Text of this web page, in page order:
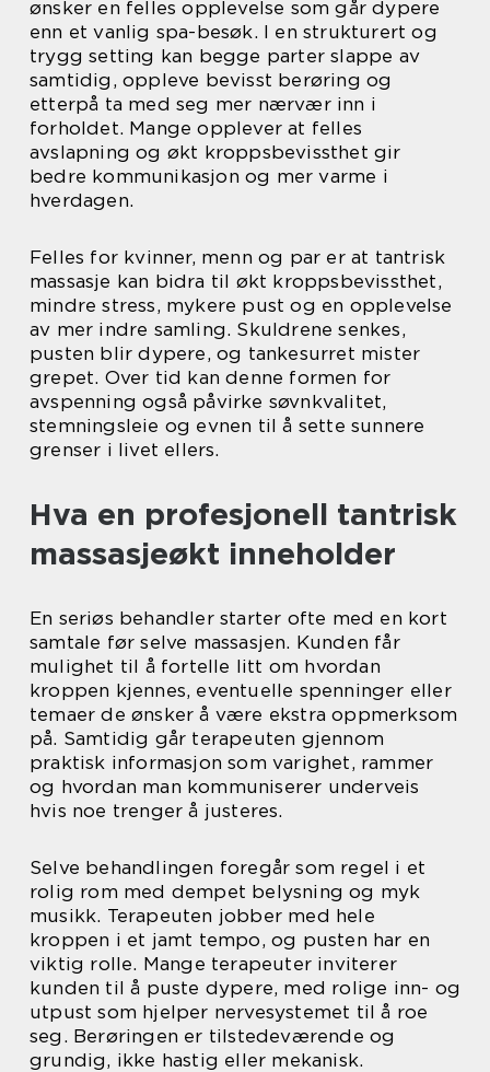
ønsker en felles opplevelse som går dypere
enn et vanlig spa-besøk. I en strukturert og
trygg setting kan begge parter slappe av
samtidig, oppleve bevisst berøring og
etterpå ta med seg mer nærvær inn i
forholdet. Mange opplever at felles
avslapning og økt kroppsbevissthet gir
bedre kommunikasjon og mer varme i
hverdagen.
Felles for kvinner, menn og par er at tantrisk
massasje kan bidra til økt kroppsbevissthet,
mindre stress, mykere pust og en opplevelse
av mer indre samling. Skuldrene senkes,
pusten blir dypere, og tankesurret mister
grepet. Over tid kan denne formen for
avspenning også påvirke søvnkvalitet,
stemningsleie og evnen til å sette sunnere
grenser i livet ellers.
Hva en profesjonell tantrisk
massasjeøkt inneholder
En seriøs behandler starter ofte med en kort
samtale før selve massasjen. Kunden får
mulighet til å fortelle litt om hvordan
kroppen kjennes, eventuelle spenninger eller
temaer de ønsker å være ekstra oppmerksom
på. Samtidig går terapeuten gjennom
praktisk informasjon som varighet, rammer
og hvordan man kommuniserer underveis
hvis noe trenger å justeres.
Selve behandlingen foregår som regel i et
rolig rom med dempet belysning og myk
musikk. Terapeuten jobber med hele
kroppen i et jamt tempo, og pusten har en
viktig rolle. Mange terapeuter inviterer
kunden til å puste dypere, med rolige inn- og
utpust som hjelper nervesystemet til å roe
seg. Berøringen er tilstedeværende og
grundig, ikke hastig eller mekanisk.